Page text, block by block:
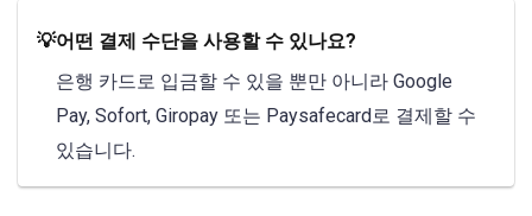
💡어떤 결제 수단을 사용할 수 있나요?
은행 카드로 입금할 수 있을 뿐만 아니라 Google
Pay, Sofort, Giropay 또는 Paysafecard로 결제할 수
있습니다.